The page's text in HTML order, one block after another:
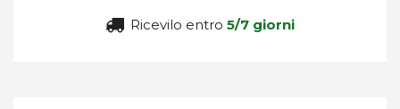
Ricevilo entro 5/7 giorni